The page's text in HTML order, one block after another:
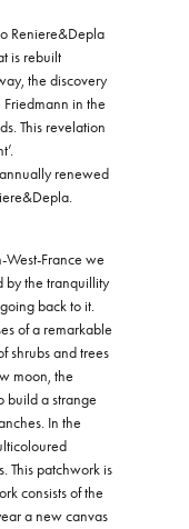
Reniere&Depla
is rebuilt
the discovery
in the
This revelation
renewed
West-France we
by the tranquillity
back to it.
of a remarkable
shrubs and trees
moon, the
build a strange
In the
This patchwork is
consists of the
a new canvas